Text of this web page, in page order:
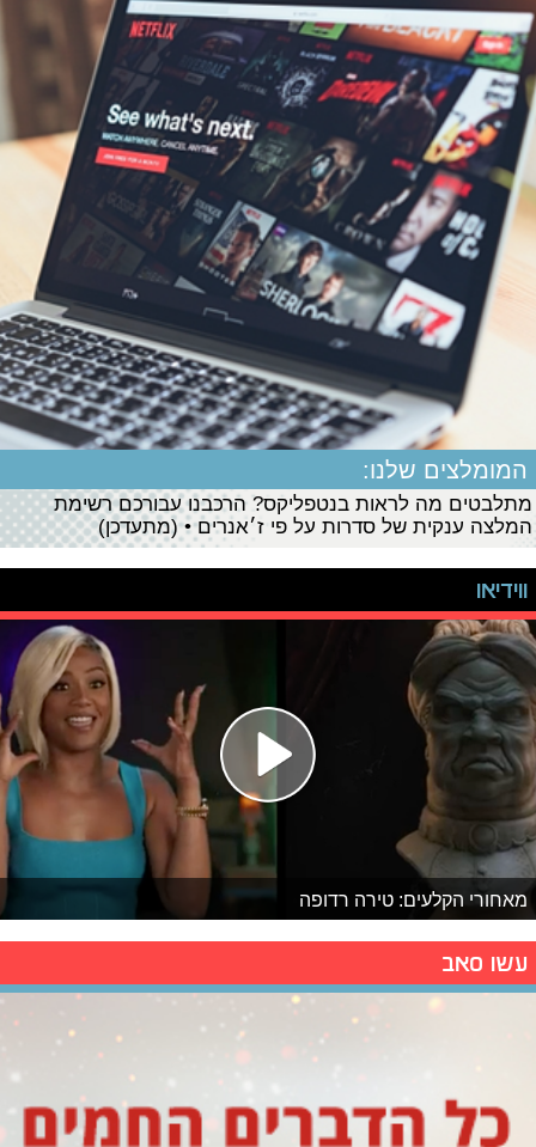
המומלצים שלנו:
מתלבטים מה לראות בנטפליקס? הרכבנו עבורכם רשימת
המלצה ענקית של סדרות על פי ז׳אנרים • (מתעדכן)
ווידיאו
מאחורי הקלעים: טירה רדופה
עשו סאב